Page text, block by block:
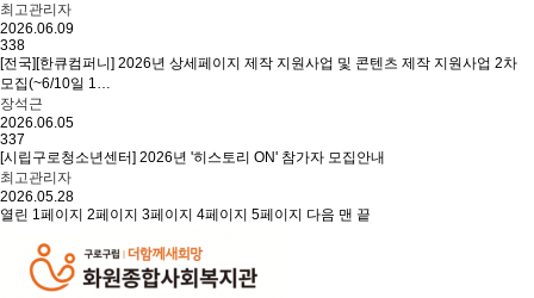
최고관리자
2026.06.09
338
[전국][한큐컴퍼니] 2026년 상세페이지 제작 지원사업 및 콘텐츠 제작 지원사업 2차
모집(~6/10일 1…
장석근
2026.06.05
337
[시립구로청소년센터] 2026년 '히스토리 ON' 참가자 모집안내
최고관리자
2026.05.28
열린 1페이지 2페이지 3페이지 4페이지 5페이지 다음 맨 끝